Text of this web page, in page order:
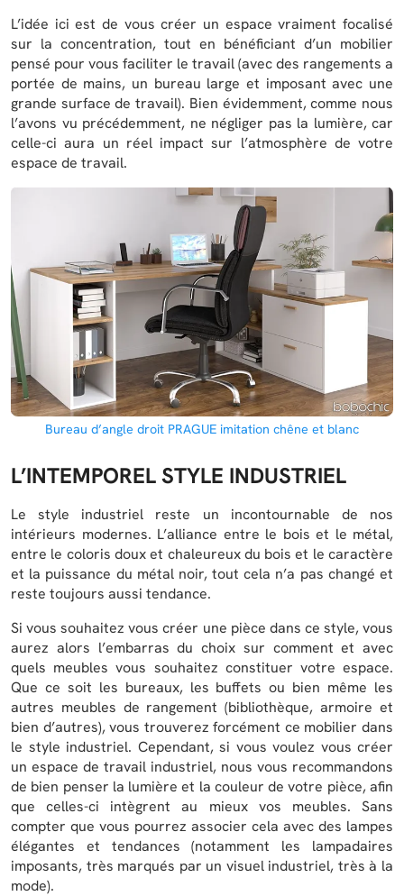
L’idée ici est de vous créer un espace vraiment focalisé
sur la concentration, tout en bénéficiant d’un mobilier
pensé pour vous faciliter le travail (avec des rangements a
portée de mains, un bureau large et imposant avec une
grande surface de travail). Bien évidemment, comme nous
l’avons vu précédemment, ne négliger pas la lumière, car
celle-ci aura un réel impact sur l’atmosphère de votre
espace de travail.
Bureau d’angle droit PRAGUE imitation chêne et blanc
L’INTEMPOREL STYLE INDUSTRIEL
Le style industriel reste un incontournable de nos
intérieurs modernes. L’alliance entre le bois et le métal,
entre le coloris doux et chaleureux du bois et le caractère
et la puissance du métal noir, tout cela n’a pas changé et
reste toujours aussi tendance.
Si vous souhaitez vous créer une pièce dans ce style, vous
aurez alors l’embarras du choix sur comment et avec
quels meubles vous souhaitez constituer votre espace.
Que ce soit les bureaux, les buffets ou bien même les
autres meubles de rangement (bibliothèque, armoire et
bien d’autres), vous trouverez forcément ce mobilier dans
le style industriel. Cependant, si vous voulez vous créer
un espace de travail industriel, nous vous recommandons
de bien penser la lumière et la couleur de votre pièce, afin
que celles-ci intègrent au mieux vos meubles. Sans
compter que vous pourrez associer cela avec des lampes
élégantes et tendances (notamment les lampadaires
imposants, très marqués par un visuel industriel, très à la
mode).